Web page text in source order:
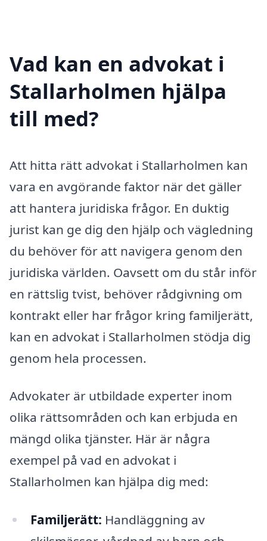
Vad kan en advokat i
Stallarholmen hjälpa
till med?
Att hitta rätt advokat i Stallarholmen kan
vara en avgörande faktor när det gäller
att hantera juridiska frågor. En duktig
jurist kan ge dig den hjälp och vägledning
du behöver för att navigera genom den
juridiska världen. Oavsett om du står inför
en rättslig tvist, behöver rådgivning om
kontrakt eller har frågor kring familjerätt,
kan en advokat i Stallarholmen stödja dig
genom hela processen.
Advokater är utbildade experter inom
olika rättsområden och kan erbjuda en
mängd olika tjänster. Här är några
exempel på vad en advokat i
Stallarholmen kan hjälpa dig med:
Familjerätt: Handläggning av